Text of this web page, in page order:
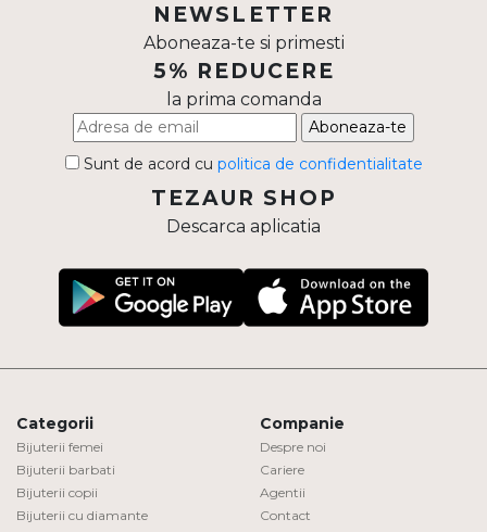
NEWSLETTER
Aboneaza-te si primesti
5% REDUCERE
la prima comanda
Aboneaza-te
Sunt de acord cu politica de confidentialitate
TEZAUR SHOP
Descarca aplicatia
Categorii
Bijuterii femei
Bijuterii barbati
Bijuterii copii
Bijuterii cu diamante
Companie
Despre noi
Cariere
Agentii
Contact